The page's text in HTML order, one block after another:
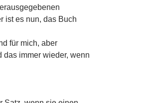
ist es nun, das Buch
für mich, aber
das immer wieder, wenn